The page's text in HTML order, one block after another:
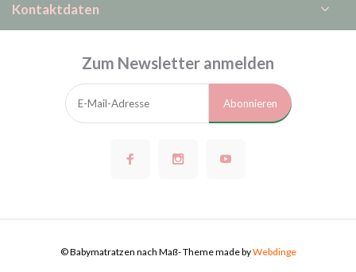
Kontaktdaten
Zum Newsletter anmelden
Abonnieren
© Babymatratzen nach Maß- Theme made byWebdinge